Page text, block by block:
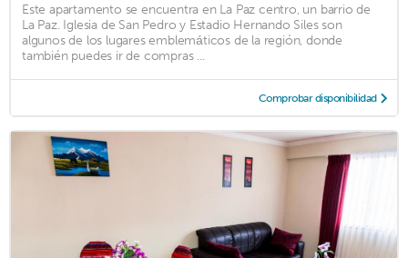
Este apartamento se encuentra en La Paz centro, un barrio de
La Paz. Iglesia de San Pedro y Estadio Hernando Siles son
algunos de los lugares emblemáticos de la región, donde
también puedes ir de compras ...
Comprobar disponibilidad